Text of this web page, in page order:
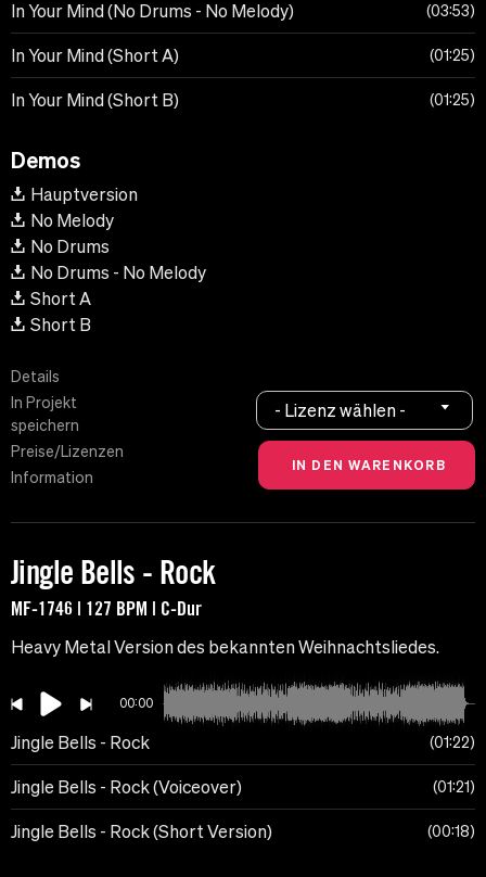
In Your Mind (No Drums - No Melody) 03:53
In Your Mind (Short A) 01:25
In Your Mind (Short B) 01:25
Demos
Hauptversion
No Melody
No Drums
No Drums - No Melody
Short A
Short B
Details
In Projekt
speichern
Preise/Lizenzen
Information
- Lizenz wählen -
Jingle Bells - Rock
MF-1746 | 127 BPM | C-Dur
Heavy Metal Version des bekannten Weihnachtsliedes.
00:00
Jingle Bells - Rock 01:22
Jingle Bells - Rock (Voiceover) 01:21
Jingle Bells - Rock (Short Version) 00:18